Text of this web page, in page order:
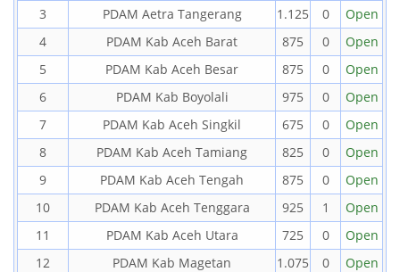
3
PDAM Aetra Tangerang 1.125 0
Open
4
PDAM Kab Aceh Barat 875 0
Open
5
PDAM Kab Aceh Besar 875 0
Open
6
PDAM Kab Boyolali 975 0
Open
7
PDAM Kab Aceh Singkil 675 0
Open
8
PDAM Kab Aceh Tamiang 825 0
Open
9
PDAM Kab Aceh Tengah 875 0
Open
10
PDAM Kab Aceh Tenggara 925 1
Open
11
PDAM Kab Aceh Utara 725 0
Open
12
PDAM Kab Magetan 1.075 0
Open